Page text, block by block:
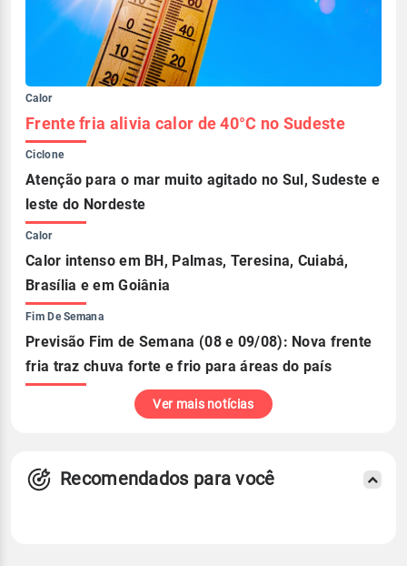
Calor
Frente fria alivia calor de 40°C no Sudeste
Ciclone
Atenção para o mar muito agitado no Sul, Sudeste e
leste do Nordeste
Calor
Calor intenso em BH, Palmas, Teresina, Cuiabá,
Brasília e em Goiânia
Fim De Semana
Previsão Fim de Semana (08 e 09/08): Nova frente
fria traz chuva forte e frio para áreas do país
Ver mais notícias
Recomendados para você